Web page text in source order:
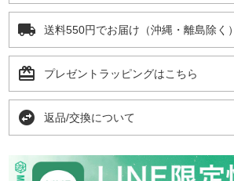
local_shipping 送料550円でお届け（沖縄・離島除く）
card_giftcard プレゼントラッピングはこちら
swap_horizontal_circle 返品/交換について